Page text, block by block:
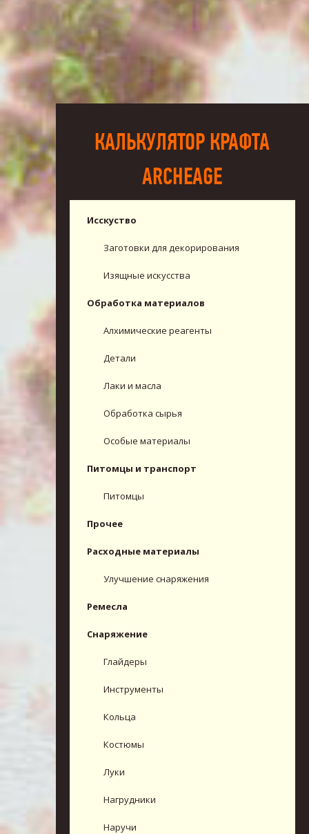
КАЛЬКУЛЯТОР КРАФТА
ARCHEAGE
Исскуство
Заготовки для декорирования
Изящные искусства
Обработка материалов
Алхимические реагенты
Детали
Лаки и масла
Обработка сырья
Особые материалы
Питомцы и транспорт
Питомцы
Прочее
Расходные материалы
Улучшение снаряжения
Ремесла
Снаряжение
Глайдеры
Инструменты
Кольца
Костюмы
Луки
Нагрудники
Наручи